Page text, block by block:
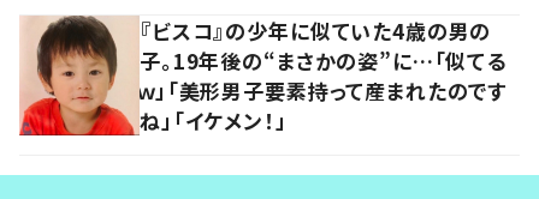
『ビスコ』の少年に似ていた4歳の男の
子。19年後の“まさかの姿”に…「似てる
ｗ」「美形男子要素持って産まれたのです
ね」「イケメン！」